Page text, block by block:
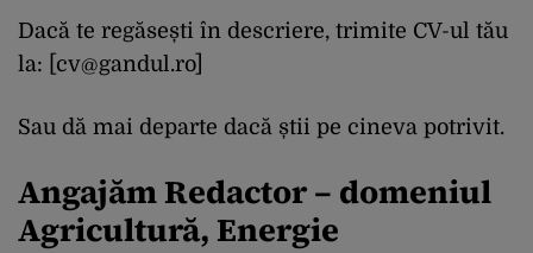
Dacă te regăsești în descriere, trimite CV-ul tău
la: [ cv@gandul.ro]
Sau dă mai departe dacă știi pe cineva potrivit.
Angajăm Redactor – domeniul
Agricultură, Energie